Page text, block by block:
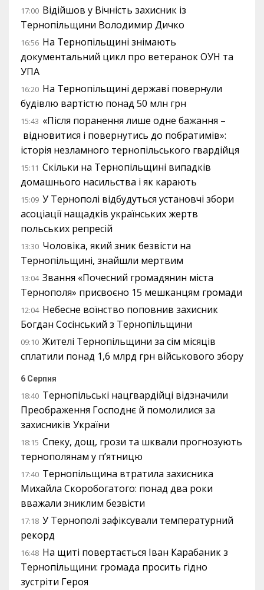
17:00 Відійшов у Вічність захисник із
Тернопільщини Володимир Дичко
16:56 На Тернопільщині знімають
документальний цикл про ветеранок ОУН та
УПА
16:20 На Тернопільщині державі повернули
будівлю вартістю понад 50 млн грн
15:43 «Після поранення лише одне бажання –
відновитися і повернутись до побратимів»:
історія незламного тернопільського гвардійця
15:11 Скільки на Тернопільщині випадків
домашнього насильства і як карають
15:09 У Тернополі відбудуться установчі збори
асоціації нащадків українських жертв
польських репресій
13:30 Чоловіка, який зник безвісти на
Тернопільщині, знайшли мертвим
13:04 Звання «Почесний громадянин міста
Тернополя» присвоєно 15 мешканцям громади
12:04 Небесне воїнство поповнив захисник
Богдан Сосінський з Тернопільщини
09:10 Жителі Тернопільщини за сім місяців
сплатили понад 1,6 млрд грн військового збору
6 Серпня
18:40 Тернопільські нацгвардійці відзначили
Преображення Господнє й помолилися за
захисників України
18:15 Спеку, дощ, грози та шквали прогнозують
тернополянам у п’ятницю
17:40 Тернопільщина втратила захисника
Михайла Скоробогатого: понад два роки
вважали зниклим безвісти
17:18 У Тернополі зафіксували температурний
рекорд
16:48 На щиті повертається Іван Карабаник з
Тернопільщини: громада просить гідно
зустріти Героя